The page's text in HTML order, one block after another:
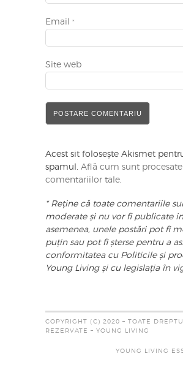
Email *
Site web
Acest sit folosește Akismet
spamul. Află cum sunt
comentariilor tale.
* Reține că toate comentariile
moderate și nu vor fi publicate
asemenea, unele postări pot fi
puțin sau pot fi șterse pentru a
conformitatea cu Politicile și
Young Living și cu legislația în
COPYRIGHT (C) 2020 – TOATE
REZERVATE – YOUNG LIVING
YOUNG LIVING